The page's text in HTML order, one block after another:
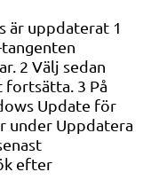
är uppdaterat 1
2 Välj sedan
3 På
Update för
under Uppdatera
efter